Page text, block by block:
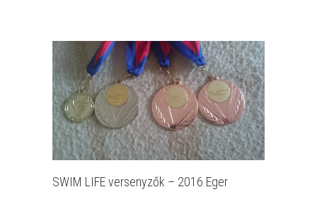
SWIM LIFE versenyzők – 2016 Eger